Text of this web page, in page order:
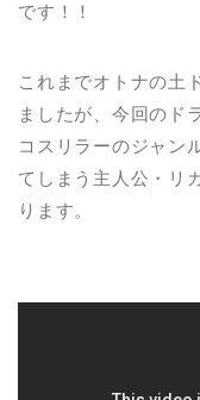
です！！
これまでオトナの土
ましたが、今回のド
コスリラーのジャン
てしまう主人公・リ
ります。